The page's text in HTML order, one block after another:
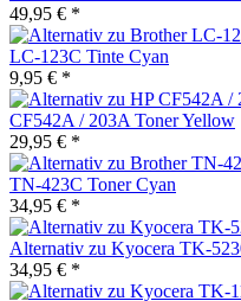
49,95 € *
LC-123C Tinte Cyan
9,95 € *
CF542A / 203A Toner Yellow
29,95 € *
TN-423C Toner Cyan
34,95 € *
Alternativ zu Kyocera TK-
34,95 € *